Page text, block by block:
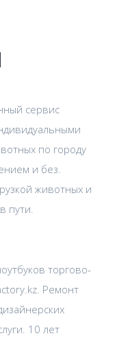
сервис
по городу
и без.
животных и
пути.
торгово-
Ремонт
10 лет